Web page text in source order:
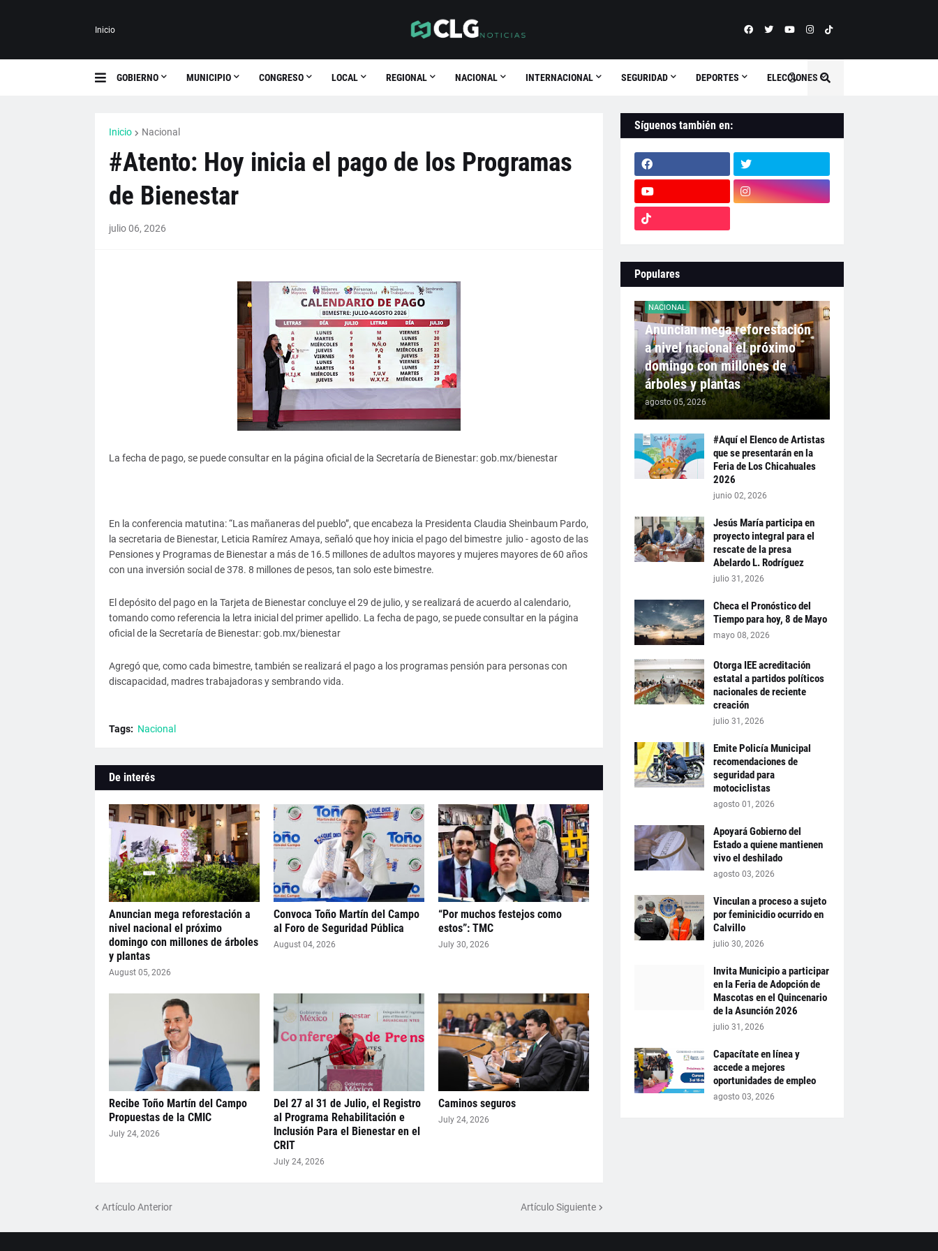
Inicio
GOBIERNO MUNICIPIO CONGRESO LOCAL REGIONAL NACIONAL INTERNACIONAL SEGURIDAD DEPORTES ELECCIONES
Inicio Nacional
#Atento: Hoy inicia el pago de los Programas
de Bienestar
julio 06, 2026
La fecha de pago, se puede consultar en la página oficial de la Secretaría de Bienestar: gob.mx/bienestar
En la conferencia matutina: “Las mañaneras del pueblo”, que encabeza la Presidenta Claudia Sheinbaum Pardo,
la secretaria de Bienestar, Leticia Ramírez Amaya, señaló que hoy inicia el pago del bimestre julio - agosto de las
Pensiones y Programas de Bienestar a más de 16.5 millones de adultos mayores y mujeres mayores de 60 años
con una inversión social de 378. 8 millones de pesos, tan solo este bimestre.
El depósito del pago en la Tarjeta de Bienestar concluye el 29 de julio, y se realizará de acuerdo al calendario,
tomando como referencia la letra inicial del primer apellido. La fecha de pago, se puede consultar en la página
oficial de la Secretaría de Bienestar: gob.mx/bienestar
Agregó que, como cada bimestre, también se realizará el pago a los programas pensión para personas con
discapacidad, madres trabajadoras y sembrando vida.
Tags: Nacional
De interés
Anuncian mega reforestación a
nivel nacional el próximo
domingo con millones de árboles
y plantas
August 05, 2026
Convoca Toño Martín del Campo
al Foro de Seguridad Pública
August 04, 2026
“Por muchos festejos como
estos”: TMC
July 30, 2026
Recibe Toño Martín del Campo
Propuestas de la CMIC
July 24, 2026
Del 27 al 31 de Julio, el Registro
al Programa Rehabilitación e
Inclusión Para el Bienestar en el
CRIT
July 24, 2026
Caminos seguros
July 24, 2026
Artículo Anterior Artículo Siguiente
Síguenos también en:
Populares
NACIONAL
Anuncian mega reforestación
a nivel nacional el próximo
domingo con millones de
árboles y plantas
agosto 05, 2026
#Aquí el Elenco de Artistas
que se presentarán en la
Feria de Los Chicahuales
2026
junio 02, 2026
Jesús María participa en
proyecto integral para el
rescate de la presa
Abelardo L. Rodríguez
julio 31, 2026
Checa el Pronóstico del
Tiempo para hoy, 8 de Mayo
mayo 08, 2026
Otorga IEE acreditación
estatal a partidos políticos
nacionales de reciente
creación
julio 31, 2026
Emite Policía Municipal
recomendaciones de
seguridad para
motociclistas
agosto 01, 2026
Apoyará Gobierno del
Estado a quiene mantienen
vivo el deshilado
agosto 03, 2026
Vinculan a proceso a sujeto
por feminicidio ocurrido en
Calvillo
julio 30, 2026
Invita Municipio a participar
en la Feria de Adopción de
Mascotas en el Quincenario
de la Asunción 2026
julio 31, 2026
Capacítate en línea y
accede a mejores
oportunidades de empleo
agosto 03, 2026